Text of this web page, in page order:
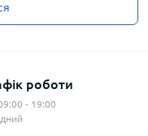
роботи
- 19:00